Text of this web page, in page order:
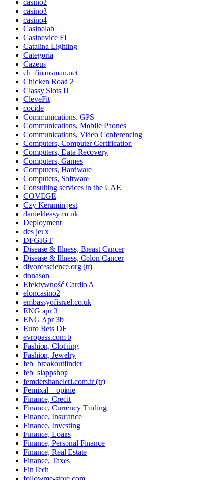
casino2
casino3
casino4
Casinolab
Casinovice FI
Catalina Lighting
Categoría
Cazeus
ch_finansman.net
Chicken Road 2
Classy Slots IT
CleveFit
cocide
Communications, GPS
Communications, Mobile Phones
Communications, Video Conferencing
Computers, Computer Certification
Computers, Data Recovery
Computers, Games
Computers, Hardware
Computers, Software
Consulting services in the UAE
COVEGE
Czy Keramin jest
danieldeasy.co.uk
Deployment
des jeux
DFGIGT
Disease & Illness, Breast Cancer
Disease & Illness, Colon Cancer
divorcescience.org (tr)
donason
Efektywność Cardio A
eloncasino2
embassyofisrael.co.uk
ENG apr 3
ENG Apr 3b
Euro Bets DE
evropass.com b
Fashion, Clothing
Fashion, Jewelry
feb_breakoutfinder
feb_slappshop
femdershaneleri.com.tr (tr)
Femixal – opinie
Finance, Credit
Finance, Currency Trading
Finance, Insurance
Finance, Investing
Finance, Loans
Finance, Personal Finance
Finance, Real Estate
Finance, Taxes
FinTech
followme-store.com